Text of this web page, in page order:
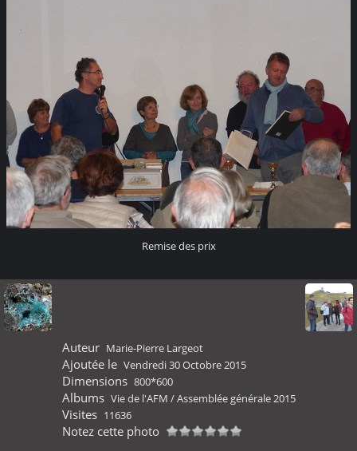
Remise des prix
Auteur Marie-Pierre Largeot
Ajoutée le Vendredi 30 Octobre 2015
Dimensions 800*600
Albums Vie de l'AFM /Assemblée générale 2015
Visites 11636
Notez cette photo